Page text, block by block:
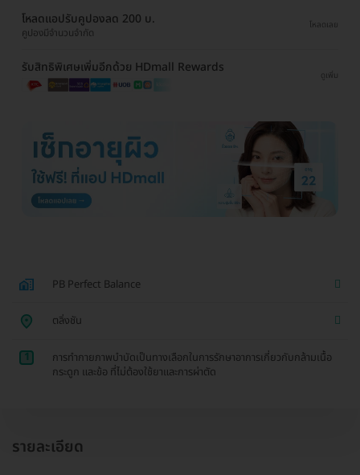
โหลดแอปรับคูปองลด 200 บ.
คูปองมีจำนวนจำกัด
โหลดเลย
รับสิทธิพิเศษเพิ่มอีกด้วย HDmall Rewards
ดูเพิ่ม
PB Perfect Balance
ตลิ่งชัน
1
การทำกายภาพบำบัดเป็นทางเลือกในการรักษาอาการเกี่ยวกับกล้ามเนื้อ
กระดูก และข้อ ที่ไม่ต้องใช้ยาและการผ่าตัด
รายละเอียด